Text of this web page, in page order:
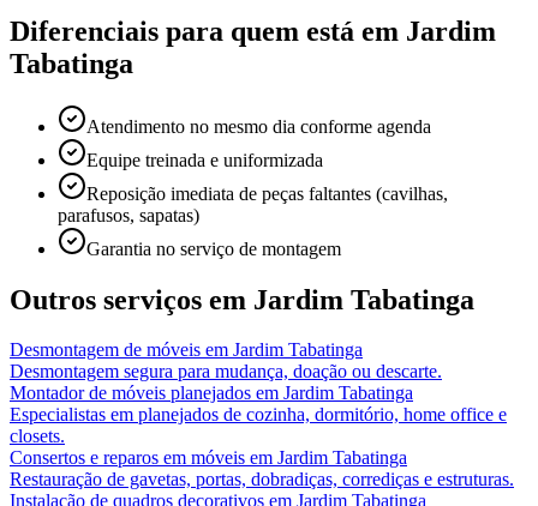
Diferenciais para quem está em Jardim
Tabatinga
Atendimento no mesmo dia conforme agenda
Equipe treinada e uniformizada
Reposição imediata de peças faltantes (cavilhas,
parafusos, sapatas)
Garantia no serviço de montagem
Outros serviços em Jardim Tabatinga
Desmontagem de móveis em Jardim Tabatinga
Desmontagem segura para mudança, doação ou descarte.
Montador de móveis planejados em Jardim Tabatinga
Especialistas em planejados de cozinha, dormitório, home office e
closets.
Consertos e reparos em móveis em Jardim Tabatinga
Restauração de gavetas, portas, dobradiças, corrediças e estruturas.
Instalação de quadros decorativos em Jardim Tabatinga